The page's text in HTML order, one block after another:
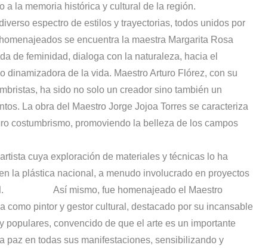
a la memoria histórica y cultural de la región.
espectro de estilos y trayectorias, todos unidos por
se encuentra la maestra Margarita Rosa
de feminidad, dialoga con la naturaleza, hacia el
dinamizadora de la vida. Maestro Arturo Flórez, con su
ha sido no solo un creador sino también un
La obra del Maestro Jorge Jojoa Torres se caracteriza
costumbrismo, promoviendo la belleza de los campos
cuya exploración de materiales y técnicas lo ha
la plástica nacional, a menudo involucrado en proyectos
Así mismo, fue homenajeado el Maestro
como pintor y gestor cultural, destacado por su incansable
convencido de que el arte es un importante
paz en todas sus manifestaciones, sensibilizando y